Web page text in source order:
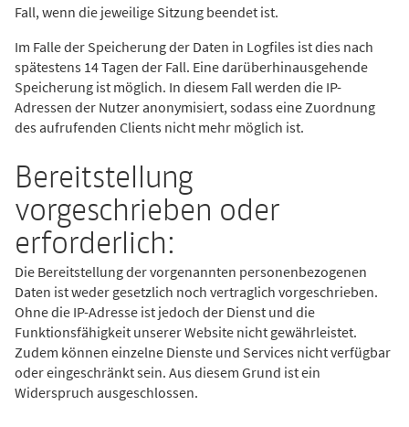
Fall, wenn die jeweilige Sitzung beendet ist.
Im Falle der Speicherung der Daten in Logfiles ist dies nach
spätestens 14 Tagen der Fall. Eine darüberhinausgehende
Speicherung ist möglich. In diesem Fall werden die IP-
Adressen der Nutzer anonymisiert, sodass eine Zuordnung
des aufrufenden Clients nicht mehr möglich ist.
Bereitstellung
vorgeschrieben oder
erforderlich:
Die Bereitstellung der vorgenannten personenbezogenen
Daten ist weder gesetzlich noch vertraglich vorgeschrieben.
Ohne die IP-Adresse ist jedoch der Dienst und die
Funktionsfähigkeit unserer Website nicht gewährleistet.
Zudem können einzelne Dienste und Services nicht verfügbar
oder eingeschränkt sein. Aus diesem Grund ist ein
Widerspruch ausgeschlossen.